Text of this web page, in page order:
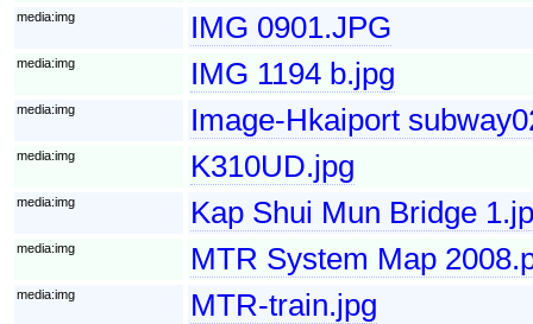
media:img IMG 0901.JPG
media:img IMG 1194 b.jpg
media:img Image-Hkaiport
media:img K310UD.jpg
media:img Kap Shui Mun Bridge
media:img MTR System Map
media:img MTR-train.jpg